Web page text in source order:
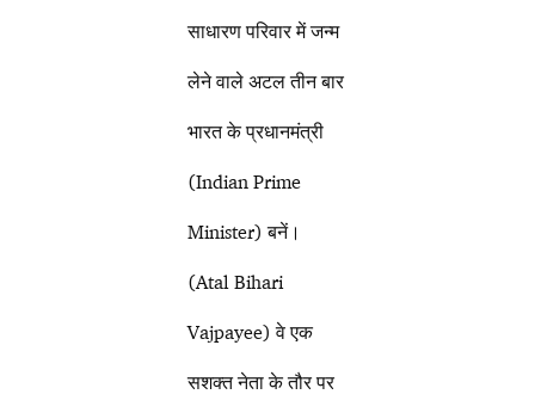
साधारण परिवार में जन्म
लेने वाले अटल तीन बार
भारत के प्रधानमंत्री
(Indian Prime
Minister) बनें।
(Atal Bihari
Vajpayee) वे एक
सशक्त नेता के तौर पर